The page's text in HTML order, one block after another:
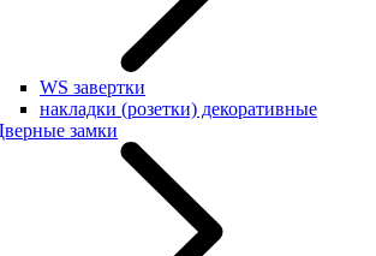
WS завертки
накладки (розетки) декоративные
замки